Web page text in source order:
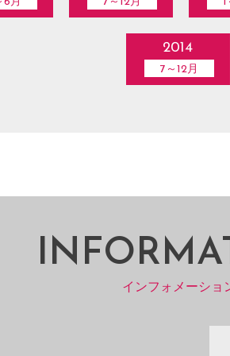
2014
7～12月
インフォメーショ